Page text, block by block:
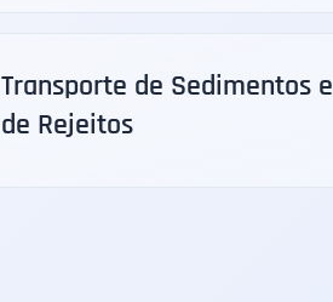
Transporte de Sedimentos
de Rejeitos